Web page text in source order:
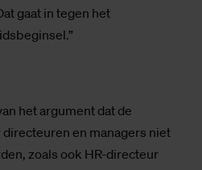
gaat in tegen het
het argument dat de
en managers niet
zoals ook HR-directeur